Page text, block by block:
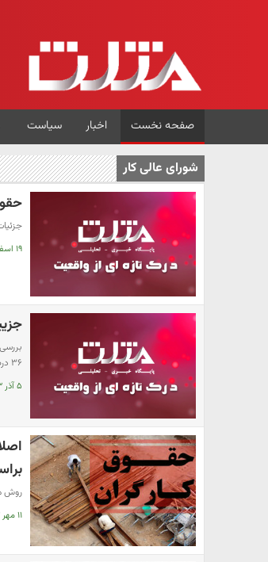
صفحه نخست اخبار سیاست
شورای عالی کار
جزئیات
۱۹ اسفند ۱۴۰۳
۳۶ درصد افزایش یافته است…
۵ آذر ۱۴۰۳
روش
۱۱ مهر ۱۴۰۳